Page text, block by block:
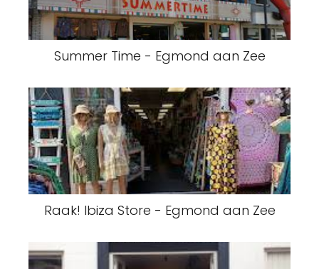
Summer Time - Egmond aan Zee
Raak! Ibiza Store - Egmond aan Zee